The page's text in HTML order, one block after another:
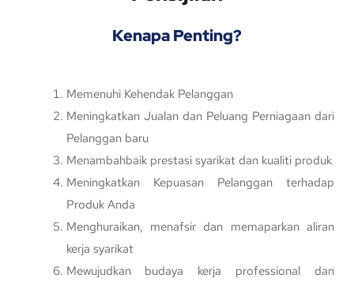
Kenapa Penting?
Memenuhi Kehendak Pelanggan
Meningkatkan Jualan dan Peluang Perniagaan dari
Pelanggan baru
Menambahbaik prestasi syarikat dan kualiti produk
Meningkatkan Kepuasan Pelanggan terhadap
Produk Anda
Menghuraikan, menafsir dan memaparkan aliran
kerja syarikat
Mewujudkan budaya kerja professional dan